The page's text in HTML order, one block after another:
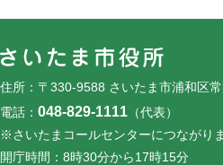
住所：〒330-9588 さいたま市浦和区
電話： 048-829-1111 （代表）
※さいたまコールセンターにつながりま
開庁時間：8時30分から17時15分